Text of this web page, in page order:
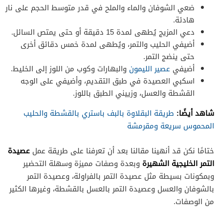
ضعي الشوفان والماء والملح في قدر متوسط الحجم على نار
هادئة.
دعي المزيج يُطهى لمدة 15 دقيقة أو حتى يمتص السائل.
أضيفي الحليب والتمر، ويُطهى لمدة خمس دقائق أخرى
حتى ينضج التمر.
أضيفي عصير الليمون والبهارات وكوب من اللوز إلى الخليط.
اسكبي العصيدة في طبق التقديم، وأضيفي على الوجه
القشطة والعسل، وزييني الطبق باللوز.
شاهد أيضًا: طريقة البقلاوة بالبف باستري بالقشطة والحليب
المحموس سريعة ومقرمشة
ختامًا نكن قد أنهينا مقالنا بعد أن تعرفنا على طريقة عمل عصيدة
التمر الخليجية الشهيرة وبعدة وصفات مميزة وسهلة التحضير
وبمكونات بسيطة مثل عصيدة التمر بالفراولة، وعصيدة التمر
بالشوفان والعسل وعصيدة التمر بالعسل بالقشطة، وغيرها الكثير
من الوصفات.